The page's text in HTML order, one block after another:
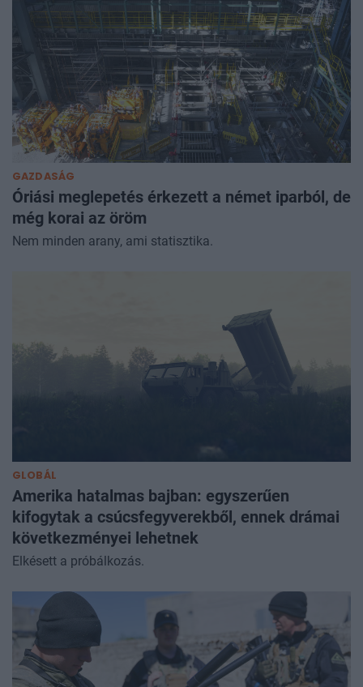
GAZDASÁG
Óriási meglepetés érkezett a német iparból, de
még korai az öröm
Nem minden arany, ami statisztika.
GLOBÁL
Amerika hatalmas bajban: egyszerűen
kifogytak a csúcsfegyverekből, ennek drámai
következményei lehetnek
Elkésett a próbálkozás.